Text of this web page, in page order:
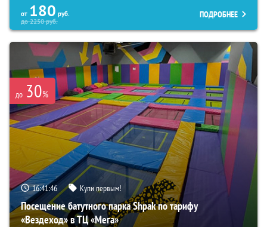
от 180 руб.
до2250руб.
ПОДРОБНЕЕ
до 30%
16:41:45 Купи первым!
Посещение батутного парка Shpak по тарифу
«Вездеход» в ТЦ «Мега»